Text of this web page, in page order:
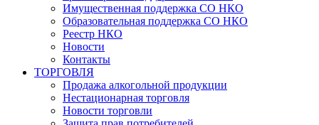
Имущественная поддержка СО НКО
Образовательная поддержка СО НКО
Реестр НКО
Новости
Контакты
ТОРГОВЛЯ
Продажа алкогольной продукции
Нестационарная торговля
Новости торговли